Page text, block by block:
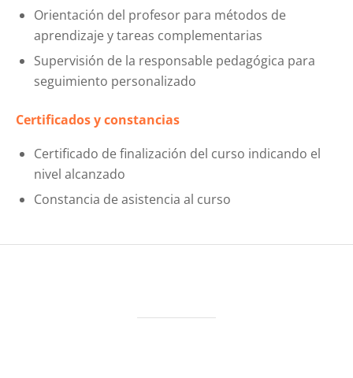
Orientación del profesor para métodos de
aprendizaje y tareas complementarias
Supervisión de la responsable pedagógica para
seguimiento personalizado
Certificados y constancias
Certificado de finalización del curso indicando el
nivel alcanzado
Constancia de asistencia al curso